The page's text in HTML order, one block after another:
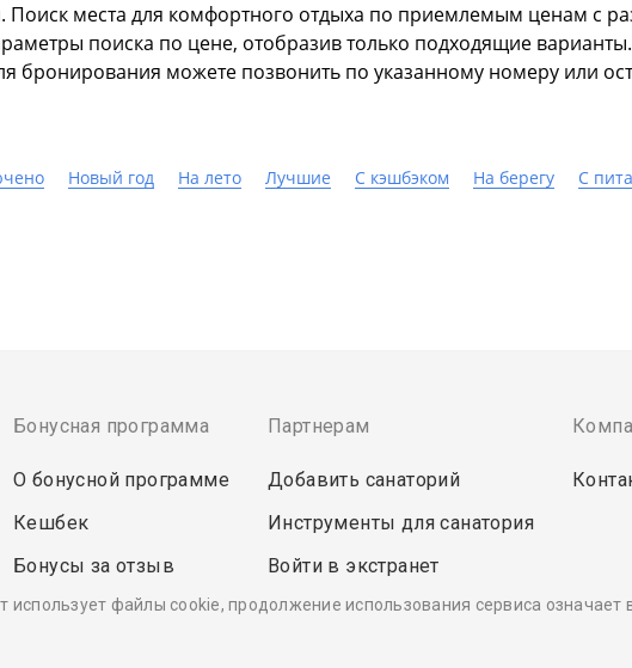
Поиск места для комфортного отдыха по приемлемым ценам с
поиска по цене, отобразив только подходящие варианты.
бронирования можете позвонить по указанному номеру или
Новый год На лето Лучшие С кэшбэком На берегу
С
Бонусная программа
О бонусной программе
Кешбек
Бонусы за отзыв
Партнерам
Добавить санаторий
Инструменты для санатория
Войти в экстранет
использует файлы cookie, продолжение использования сервиса означает